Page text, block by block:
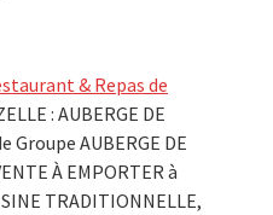
& Repas de
: AUBERGE DE
Groupe AUBERGE DE
À EMPORTER à
TRADITIONNELLE,